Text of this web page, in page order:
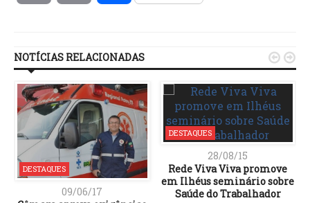
NOTÍCIAS RELACIONADAS
DESTAQUES
09/06/17
DESTAQUES
28/08/15
Rede Viva Viva promove
em Ilhéus seminário sobre
Saúde do Trabalhador
 